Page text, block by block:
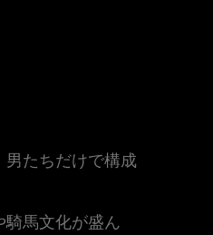
たちだけで構成
馬文化が盛ん